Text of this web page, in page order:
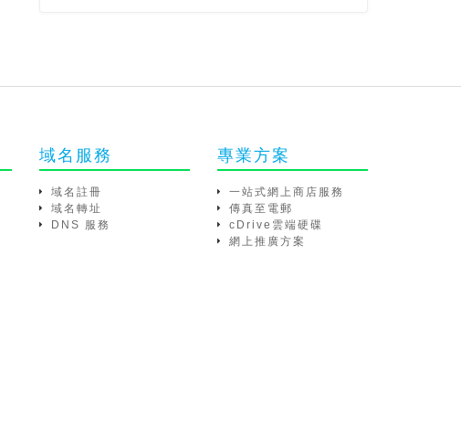
域名服務
域名註冊
域名轉址
DNS 服務
專業方案
一站式網上商店服務
傳真至電郵
cDrive雲端硬碟
網上推廣方案